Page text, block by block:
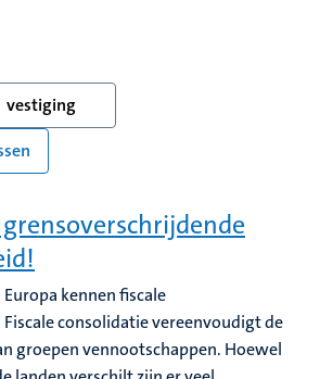
vestiging
grensoverschrijdende
kennen fiscale
consolidatie vereenvoudigt de
groepen vennootschappen. Hoewel